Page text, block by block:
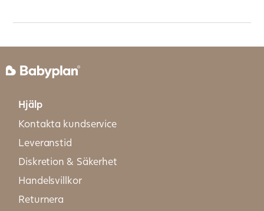
Hjälp
Kontakta kundservice
Leveranstid
Diskretion & Säkerhet
Handelsvillkor
Returnera